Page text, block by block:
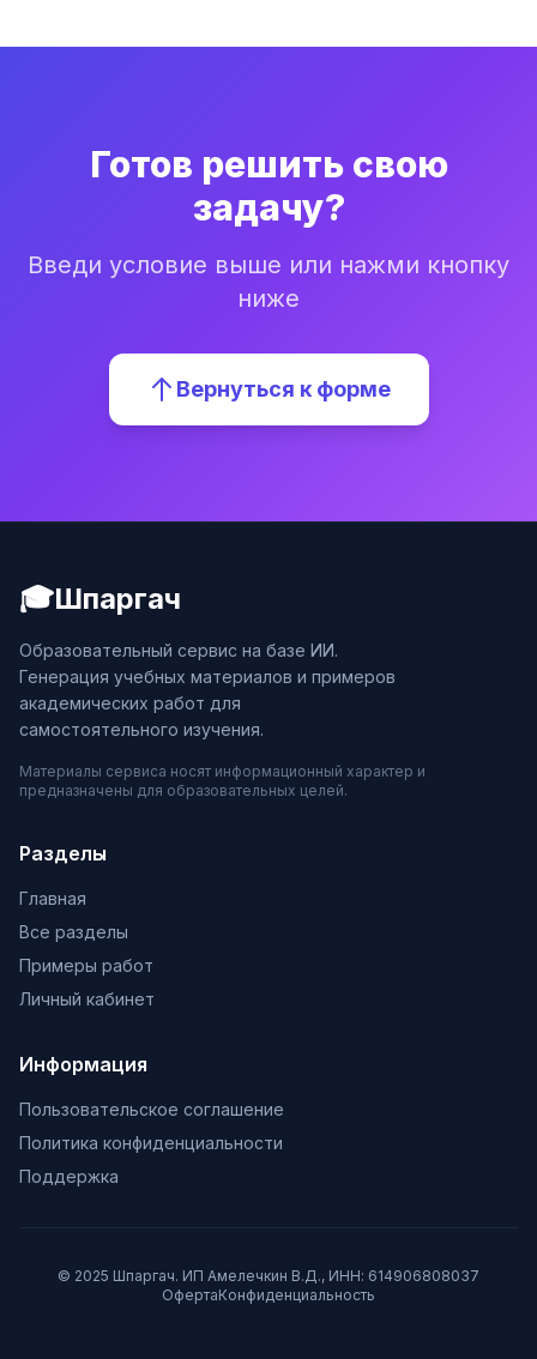
Готов решить свою
задачу?
Введи условие выше или нажми кнопку
ниже
Вернуться к форме
🎓Шпаргач
Образовательный сервис на базе ИИ.
Генерация учебных материалов и примеров
академических работ для
самостоятельного изучения.
Материалы сервиса носят информационный характер и
предназначены для образовательных целей.
Разделы
Главная
Все разделы
Примеры работ
Личный кабинет
Информация
Пользовательское соглашение
Политика конфиденциальности
Поддержка
© 2025 Шпаргач. ИП Амелечкин В.Д., ИНН: 614906808037
ОфертаКонфиденциальность